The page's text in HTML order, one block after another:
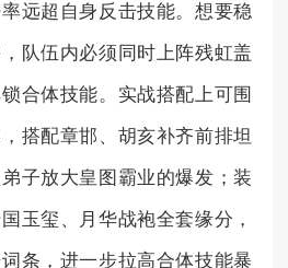
远超自身反击技能。想要稳
队伍内必须同时上阵残虹盖
合体技能。实战搭配上可围
搭配章邯、胡亥补齐前排坦
子放大皇图霸业的爆发；装
玉玺、月华战袍全套缘分，
条，进一步拉高合体技能暴